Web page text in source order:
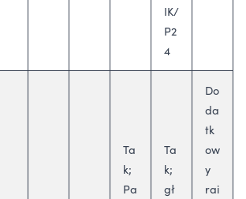
IK/
P2
4
Ta
k;
Pa
Ta
k;
gł
Do
da
tk
ow
y
rai